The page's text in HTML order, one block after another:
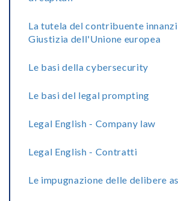
La tutela del contribuente
Giustizia dell'Unione europea
Le basi della cybersecurity
Le basi del legal prompting
Legal English - Company law
Legal English - Contratti
Le impugnazione delle delibere